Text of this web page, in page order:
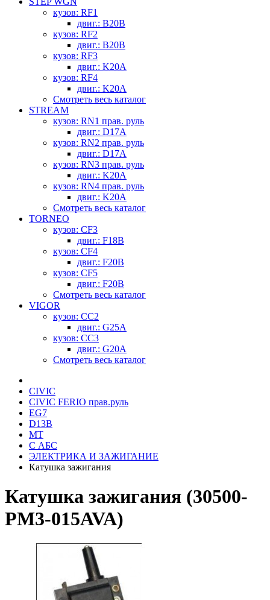
кузов: RF1
двиг.: B20B
кузов: RF2
двиг.: B20B
кузов: RF3
двиг.: K20A
кузов: RF4
двиг.: K20A
Смотреть весь каталог
STREAM
кузов: RN1 прав. руль
двиг.: D17A
кузов: RN2 прав. руль
двиг.: D17A
кузов: RN3 прав. руль
двиг.: K20A
кузов: RN4 прав. руль
двиг.: K20A
Смотреть весь каталог
TORNEO
кузов: CF3
двиг.: F18B
кузов: CF4
двиг.: F20B
кузов: CF5
двиг.: F20B
Смотреть весь каталог
VIGOR
кузов: CC2
двиг.: G25A
кузов: CC3
двиг.: G20A
Смотреть весь каталог
CIVIC
CIVIC FERIO прав.руль
EG7
D13B
MT
С АБС
ЭЛЕКТРИКА И ЗАЖИГАНИЕ
Катушка зажигания
Катушка зажигания (30500-
PM3-015AVA)